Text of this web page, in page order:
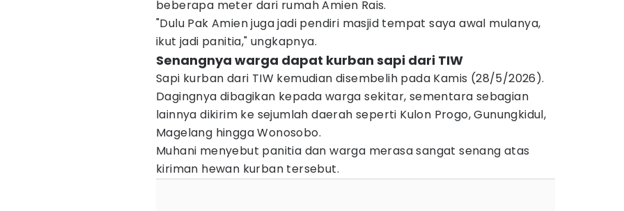
beberapa meter dari rumah Amien Rais.
"Dulu Pak Amien juga jadi pendiri masjid tempat saya awal mulanya,
ikut jadi panitia," ungkapnya.
Senangnya warga dapat kurban sapi dari TIW
Sapi kurban dari TIW kemudian disembelih pada Kamis (28/5/2026).
Dagingnya dibagikan kepada warga sekitar, sementara sebagian
lainnya dikirim ke sejumlah daerah seperti Kulon Progo, Gunungkidul,
Magelang hingga Wonosobo.
Muhani menyebut panitia dan warga merasa sangat senang atas
kiriman hewan kurban tersebut.